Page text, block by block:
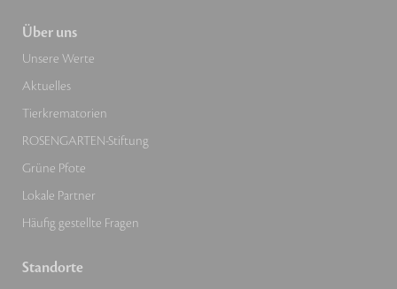
Über uns
Unsere Werte
Aktuelles
Tierkrematorien
ROSENGARTEN-Stiftung
Grüne Pfote
Lokale Partner
Häufig gestellte Fragen
Standorte